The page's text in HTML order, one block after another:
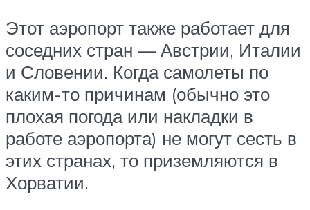
Этот аэропорт также работает для
соседних стран — Австрии, Италии
и Словении. Когда самолеты по
каким-то причинам (обычно это
плохая погода или накладки в
работе аэропорта) не могут сесть в
этих странах, то приземляются в
Хорватии.